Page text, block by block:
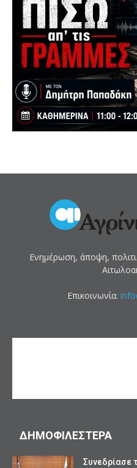
Ενημέρωση, άποψη,
Επικοινωνία:
ΔΗΜΟΦΙΛΕΣΤΕΡΑ
Συνεδρίασε